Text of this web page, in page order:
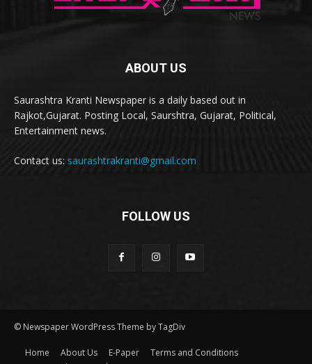
ABOUT US
Saurashtra Kranti Newspaper is a daily based out in
Rajkot,Gujarat. Posting Local, Saurshtra, Gujarat, Political,
Entertainment news.
Contact us: saurashtrakranti@gmail.com
FOLLOW US
© Newspaper WordPress Theme by TagDiv
Home About Us E-Paper
Terms and Conditions